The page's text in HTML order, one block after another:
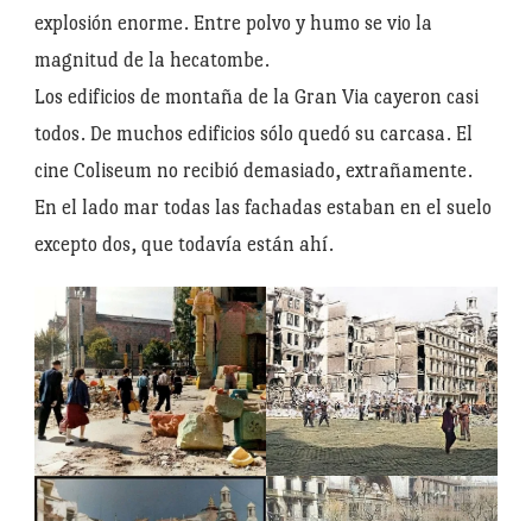
explosión enorme. Entre polvo y humo se vio la
magnitud de la hecatombe.
Los edificios de montaña de la Gran Via cayeron casi
todos. De muchos edificios sólo quedó su carcasa. El
cine Coliseum no recibió demasiado, extrañamente.
En el lado mar todas las fachadas estaban en el suelo
excepto dos, que todavía están ahí.